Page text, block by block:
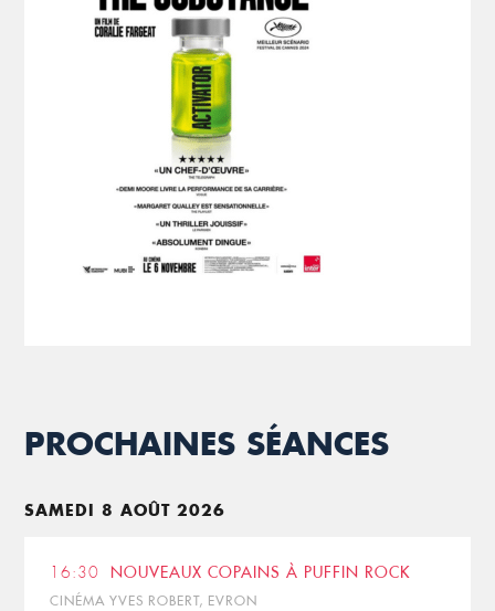
PROCHAINES SÉANCES
SAMEDI 8 AOÛT 2026
16:30 NOUVEAUX COPAINS À PUFFIN ROCK
CINÉMA YVES ROBERT, EVRON